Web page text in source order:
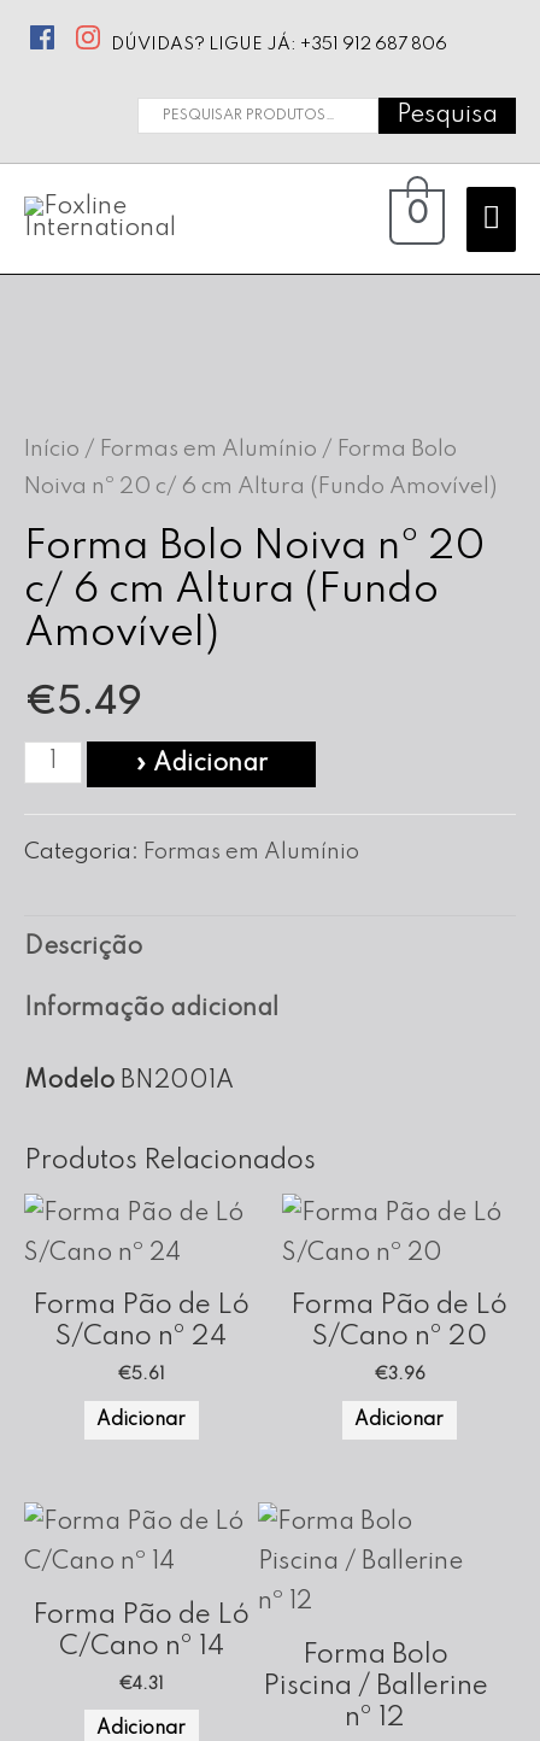
DÚVIDAS? LIGUE JÁ: +351 912 687 806
Pesquisar
Pesquisa
0
Início / Formas em Alumínio / Forma Bolo
Noiva nº 20 c/ 6 cm Altura (Fundo Amovível)
Forma Bolo Noiva nº 20
c/ 6 cm Altura (Fundo
Amovível)
€5.49
Quantidade
Forma
nº
20
6
Altura
(Fundo
Amovível)
» Adicionar
Categoria: Formas em Alumínio
Descrição
Informação adicional
Modelo BN2001A
Produtos Relacionados
Forma Pão de Ló
S/Cano nº 24
€5.61
Adicionar
Forma Pão de Ló
S/Cano nº 20
€3.96
Adicionar
Forma Pão de Ló
C/Cano nº 14
€4.31
Adicionar
Forma Bolo
Piscina / Ballerine
nº 12